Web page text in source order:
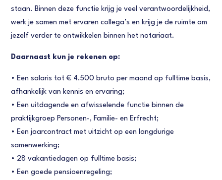
staan. Binnen deze functie krijg je veel verantwoordelijkheid,
werk je samen met ervaren collega’s en krijg je de ruimte om
jezelf verder te ontwikkelen binnen het notariaat.
Daarnaast kun je rekenen op:
• Een salaris tot € 4.500 bruto per maand op fulltime basis,
afhankelijk van kennis en ervaring;
• Een uitdagende en afwisselende functie binnen de
praktijkgroep Personen-, Familie- en Erfrecht;
• Een jaarcontract met uitzicht op een langdurige
samenwerking;
• 28 vakantiedagen op fulltime basis;
• Een goede pensioenregeling;